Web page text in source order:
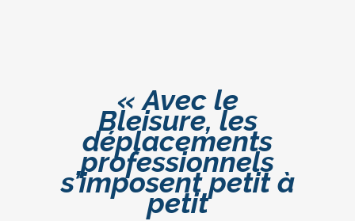
« Avec le
Bleisure, les
déplacements
professionnels
s’imposent petit à
petit